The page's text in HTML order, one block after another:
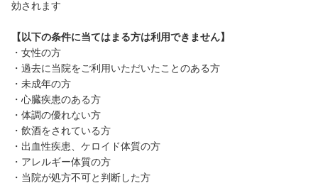
効されます
【以下の条件に当てはまる方は利用できません】
・女性の方
・過去に当院をご利用いただいたことのある方
・未成年の方
・心臓疾患のある方
・体調の優れない方
・飲酒をされている方
・出血性疾患、ケロイド体質の方
・アレルギー体質の方
・当院が処方不可と判断した方